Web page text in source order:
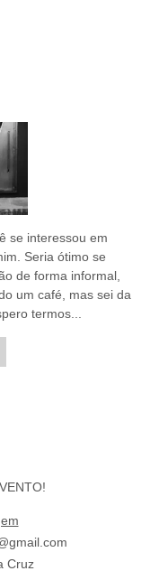
se interessou em
Seria ótimo se
de forma informal,
um café, mas sei da
termos...
Cruz